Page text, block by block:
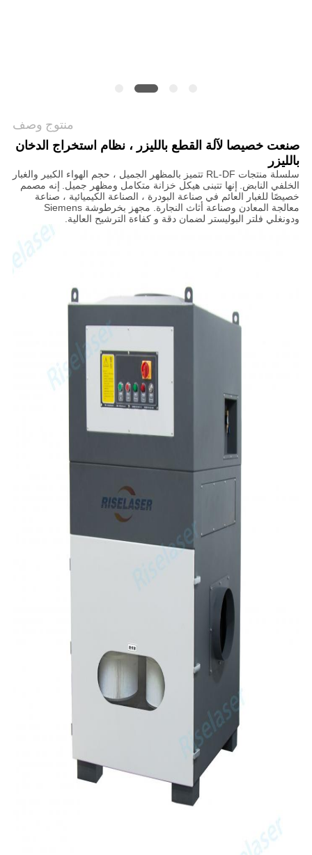
منتوج وصف
صنعت خصيصا لآلة القطع بالليزر ، نظام استخراج الدخان
بالليزر
سلسلة منتجات RL-DF تتميز بالمظهر الجميل ، حجم الهواء الكبير والغبار
الخلفي النابض. إنها تتبنى هيكل خزانة متكامل ومظهر جميل. إنه مصمم
خصيصًا للغبار العائم في صناعة البودرة ، الصناعة الكيميائية ، صناعة
معالجة المعادن وصناعة أثاث النجارة. مجهز بخرطوشة Siemens
ودونغلي فلتر البوليستر لضمان دقة و كفاءة الترشيح العالية.